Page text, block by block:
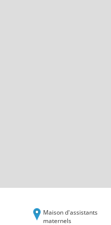
Maison d'assistants
maternels